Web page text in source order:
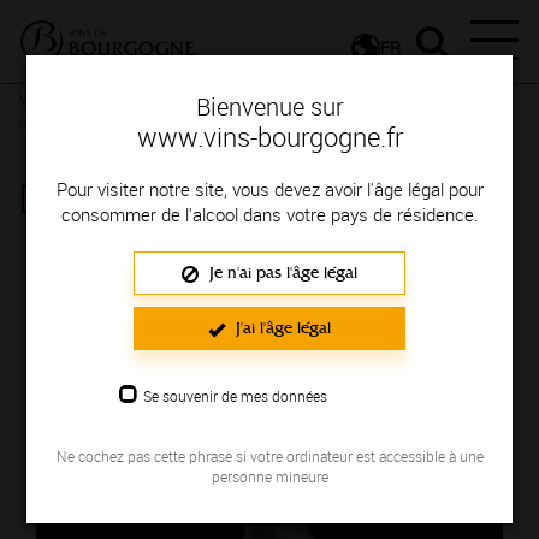
Bienvenue sur
www.vins-bourgogne.fr
Pour visiter notre site, vous devez avoir l'âge légal pour
consommer de l'alcool dans votre pays de résidence.
Je n'ai pas l'âge légal
J'ai l'âge légal
Se souvenir de mes données
Ne cochez pas cette phrase si votre ordinateur est accessible à une
personne mineure
FR
Femmes et hommes passionnés
DOMAINE MARSOIF